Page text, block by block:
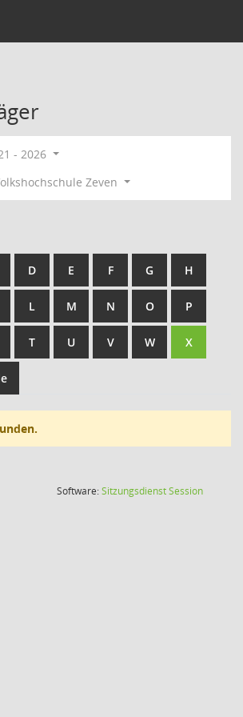
- 2026
Zeven
D E F G H
L M N O P
T U V W X
Software:SitzungsdienstSession(Wird in